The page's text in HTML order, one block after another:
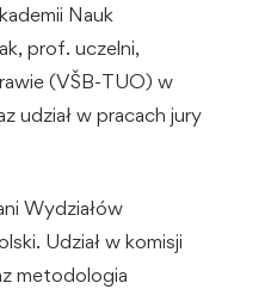
Nauk
prof. uczelni,
(VŠB-TUO) w
udział w pracach jury
Wydziałów
Udział w komisji
metodologia